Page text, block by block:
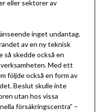
eller sektorer av
inget undantag.
av en ny teknisk
skedde också en
Med ett
följde också en form av
Beslut skulle inte
utan hos vissa
försäkringscentra” –